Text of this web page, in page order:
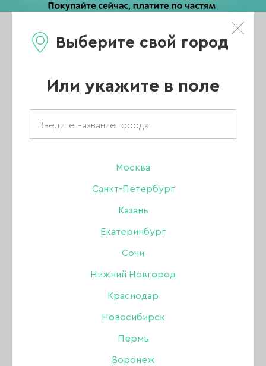
Выберите свой город
Или укажите в поле
Москва
Санкт-Петербург
Казань
Екатеринбург
Сочи
Нижний Новгород
Краснодар
Новосибирск
Пермь
Воронеж
Каталог
Главная/
Каталог/
Гель-лак/
Amokey/
Гель-лак Amokey Winter cat 11, 8 мл